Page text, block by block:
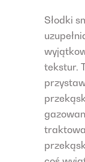
Słodki
tekstur.